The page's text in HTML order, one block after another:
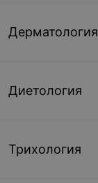
Дерматология
Диетология
Трихология